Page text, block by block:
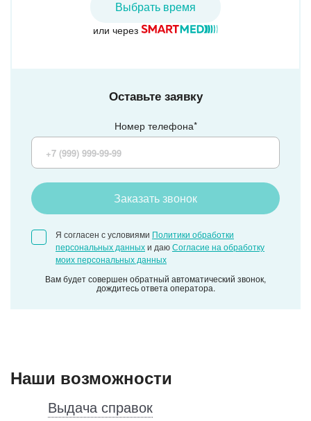
Оставьте заявку
Номер телефона*
Заказать звонок
Я согласен с условиями Политики обработки
персональных данныхи даюСогласие на обработку
моих персональных данных
Вам будет совершен обратный автоматический звонок,
дождитесь ответа оператора.
Выбрать время
или через
Наши возможности
Выдача справок